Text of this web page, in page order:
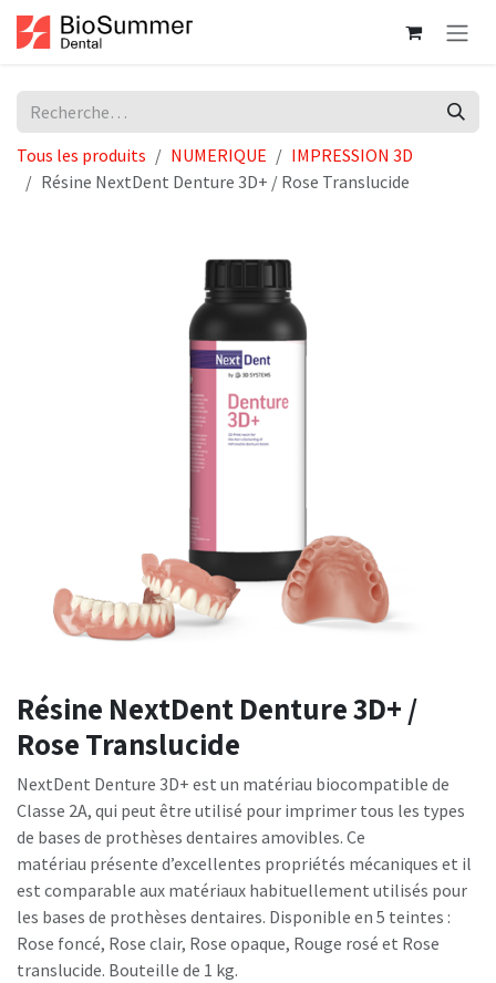
Se rendre au contenu
Tous les produits NUMERIQUE
IMPRESSION 3D
Résine NextDent Denture 3D+ / Rose Translucide
Résine NextDent Denture 3D+ /
Rose Translucide
NextDent Denture 3D+ est un matériau biocompatible de
Classe 2A, qui peut être utilisé pour imprimer tous les types
de bases de prothèses dentaires amovibles. Ce
matériau présente d’excellentes propriétés mécaniques et il
est comparable aux matériaux habituellement utilisés pour
les bases de prothèses dentaires. Disponible en 5 teintes :
Rose foncé, Rose clair, Rose opaque, Rouge rosé et Rose
translucide. Bouteille de 1 kg.